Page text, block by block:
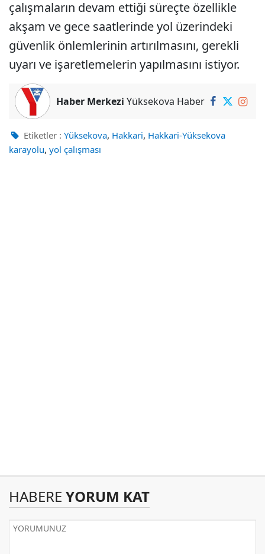
çalışmaların devam ettiği süreçte özellikle
akşam ve gece saatlerinde yol üzerindeki
güvenlik önlemlerinin artırılmasını, gerekli
uyarı ve işaretlemelerin yapılmasını istiyor.
Haber Merkezi Yüksekova Haber
Etiketler : Yüksekova, Hakkari, Hakkari-Yüksekova
karayolu, yol çalışması
HABERE YORUM KAT